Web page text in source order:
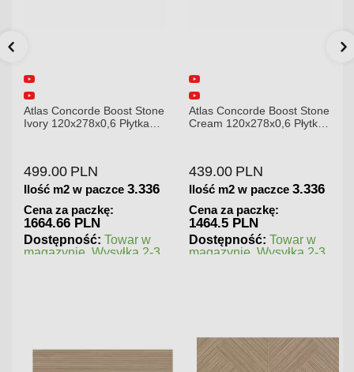
Atlas Concorde Boost Stone
Ivory 120x278x0,6 Płytka
499.00 PLN
Ilość m2 w paczce 3.336
Cena za paczkę:
1664.66 PLN
Dostępność: Towar w
magazynie. Wysyłka 2-3
Atlas Concorde Boost Stone
Cream 120x278x0,6 Płytka
439.00 PLN
Ilość m2 w paczce 3.336
Cena za paczkę:
1464.5 PLN
Dostępność: Towar w
magazynie. Wysyłka 2-3